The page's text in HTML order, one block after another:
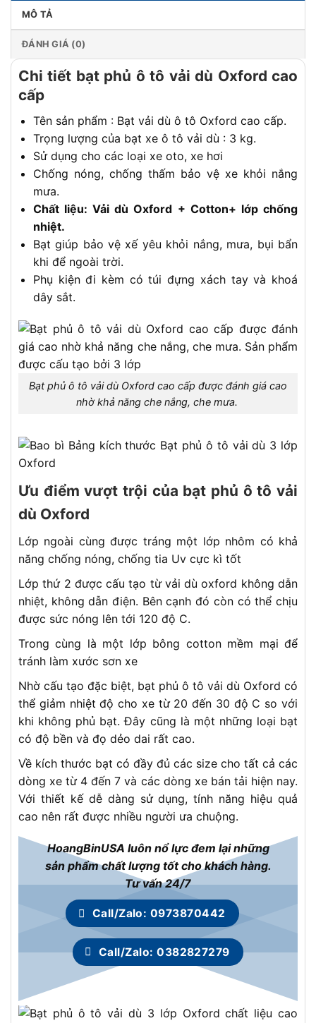
MÔ TẢ
ĐÁNH GIÁ (0)
Chi tiết bạt phủ ô tô vải dù Oxford cao
cấp
Tên sản phẩm : Bạt vải dù ô tô Oxford cao cấp.
Trọng lượng của bạt xe ô tô vải dù : 3 kg.
Sử dụng cho các loại xe oto, xe hơi
Chống nóng, chống thấm bảo vệ xe khỏi nắng
mưa.
Chất liệu: Vải dù Oxford + Cotton+ lớp chống
nhiệt.
Bạt giúp bảo vệ xế yêu khỏi nắng, mưa, bụi bẩn
khi để ngoài trời.
Phụ kiện đi kèm có túi đựng xách tay và khoá
dây sắt.
Bạt phủ ô tô vải dù Oxford cao cấp được đánh giá cao
nhờ khả năng che nắng, che mưa.
Ưu điểm vượt trội của bạt phủ ô tô vải
dù Oxford
Lớp ngoài cùng được tráng một lớp nhôm có khả
năng chống nóng, chống tia Uv cực kì tốt
Lớp thứ 2 được cấu tạo từ vải dù oxford không dẫn
nhiệt, không dẫn điện. Bên cạnh đó còn có thể chịu
được sức nóng lên tới 120 độ C.
Trong cùng là một lớp bông cotton mềm mại để
tránh làm xước sơn xe
Nhờ cấu tạo đặc biệt, bạt phủ ô tô vải dù Oxford có
thể giảm nhiệt độ cho xe từ 20 đến 30 độ C so với
khi không phủ bạt. Đây cũng là một những loại bạt
có độ bền và đọ dẻo dai rất cao.
Về kích thước bạt có đầy đủ các size cho tất cả các
dòng xe từ 4 đến 7 và các dòng xe bán tải hiện nay.
Với thiết kế dễ dàng sử dụng, tính năng hiệu quả
cao nên rất được nhiều người ưa chuộng.
HoangBinUSA luôn nổ lực đem lại những
sản phẩm chất lượng tốt cho khách hàng.
Tư vấn 24/7
Call/Zalo: 0973870442
Call/Zalo: 0382827279